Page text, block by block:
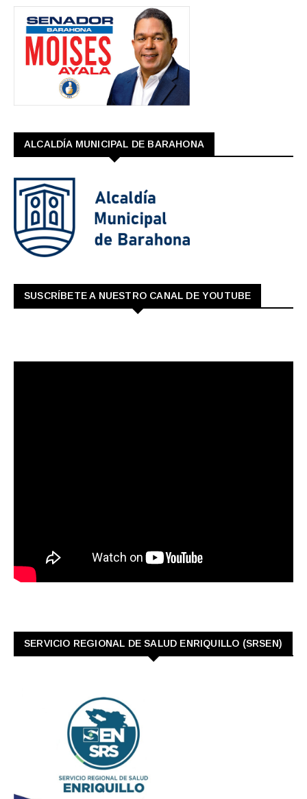
ALCALDÍA MUNICIPAL DE BARAHONA
SUSCRÍBETE A NUESTRO CANAL DE YOUTUBE
SERVICIO REGIONAL DE SALUD ENRIQUILLO (SRSEN)